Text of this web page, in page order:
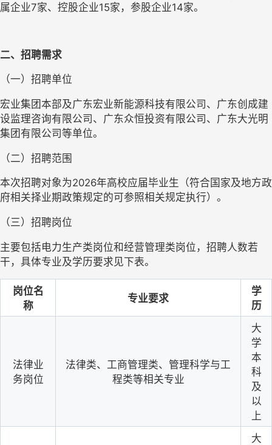
属企业7家、控股企业15家，参股企业14家。
二、招聘需求
（一）招聘单位
宏业集团本部及广东宏业新能源科技有限公司、广东创成建
设监理咨询有限公司、广东众恒投资有限公司、广东大光明
集团有限公司等单位。
（二）招聘范围
本次招聘对象为2026年高校应届毕业生（符合国家及地方政
府相关择业期政策规定的可参照相关规定执行）。
（三）招聘岗位
主要包括电力生产类岗位和经营管理类岗位，招聘人数若
干，具体专业及学历要求见下表。
岗位名
称
专业要求
学
历
法律业
务岗位
法律类、工商管理类、管理科学与工
程类等相关专业
大
学
本
科
及
以
上
大